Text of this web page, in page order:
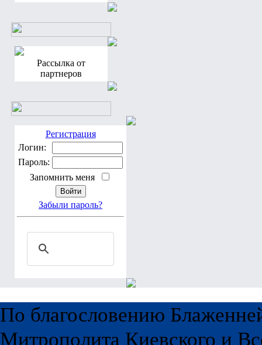
Рассылка от
партнеров
Регистрация
Логин:
Пароль:
Запомнить меня
Забыли пароль?
По благословению
Митрополита Киевского и